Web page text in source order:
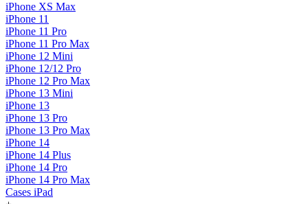
iPhone XS Max
iPhone 11
iPhone 11 Pro
iPhone 11 Pro Max
iPhone 12 Mini
iPhone 12/12 Pro
iPhone 12 Pro Max
iPhone 13 Mini
iPhone 13
iPhone 13 Pro
iPhone 13 Pro Max
iPhone 14
iPhone 14 Plus
iPhone 14 Pro
iPhone 14 Pro Max
Cases iPad